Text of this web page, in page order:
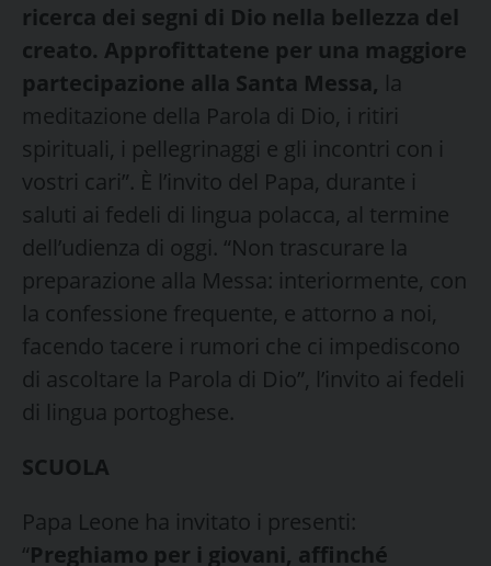
ricerca dei segni di Dio nella bellezza del
creato. Approfittatene per una maggiore
partecipazione alla Santa Messa, la
meditazione della Parola di Dio, i ritiri
spirituali, i pellegrinaggi e gli incontri con i
vostri cari”. È l’invito del Papa, durante i
saluti ai fedeli di lingua polacca, al termine
dell’udienza di oggi. “Non trascurare la
preparazione alla Messa: interiormente, con
la confessione frequente, e attorno a noi,
facendo tacere i rumori che ci impediscono
di ascoltare la Parola di Dio”, l’invito ai fedeli
di lingua portoghese.
SCUOLA
Papa Leone ha invitato i presenti:
“Preghiamo per i giovani, affinché